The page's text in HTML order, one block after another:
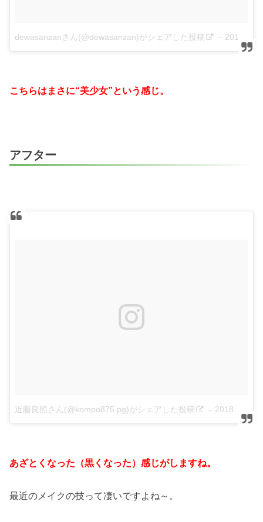
dewasanzanさん(@dewasanzan)がシェアした投稿 – 2018年 5月月29日午後3時51分PDT
こちらはまさに“美少女”という感じ。
アフター
近藤良照さん(@kompo875.pg)がシェアした投稿 – 2018年 6月月3日午後11時01分PDT
あざとくなった（黒くなった）感じがしますね。
最近のメイクの技って凄いですよね～。